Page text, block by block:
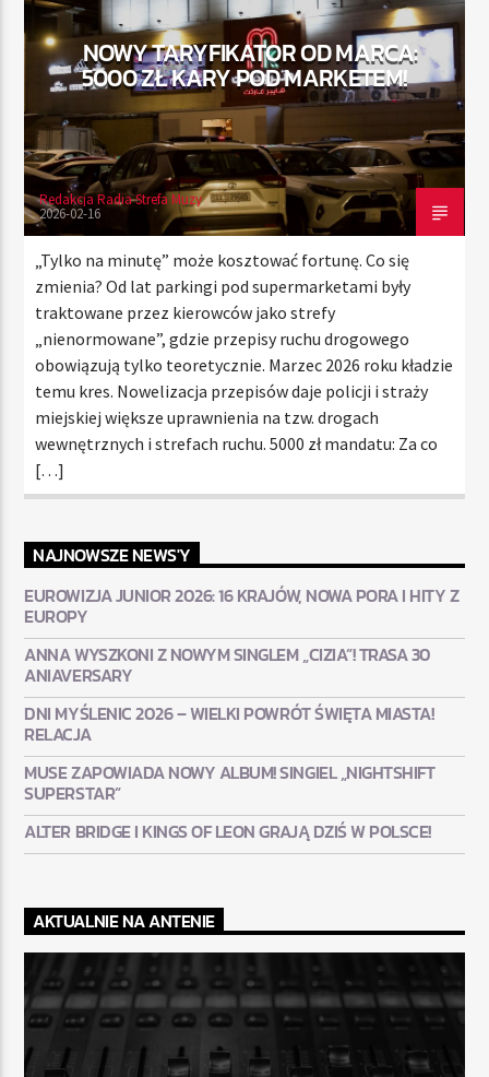
TERAZ
RADIO STREFA MUZY
00:00 24:00
NOWY TARYFIKATOR OD MARCA:
5000 ZŁ KARY POD MARKETEM!
Redakcja Radia Strefa Muzy
2026-02-16
„Tylko na minutę” może kosztować fortunę. Co się
zmienia? Od lat parkingi pod supermarketami były
traktowane przez kierowców jako strefy
„nienormowane”, gdzie przepisy ruchu drogowego
obowiązują tylko teoretycznie. Marzec 2026 roku kładzie
temu kres. Nowelizacja przepisów daje policji i straży
miejskiej większe uprawnienia na tzw. drogach
wewnętrznych i strefach ruchu. 5000 zł mandatu: Za co
[…]
NAJNOWSZE NEWS'Y
EUROWIZJA JUNIOR 2026: 16 KRAJÓW, NOWA PORA I HITY Z
EUROPY
ANNA WYSZKONI Z NOWYM SINGLEM „CIZIA”! TRASA 30
ANIAVERSARY
DNI MYŚLENIC 2026 – WIELKI POWRÓT ŚWIĘTA MIASTA!
RELACJA
MUSE ZAPOWIADA NOWY ALBUM! SINGIEL „NIGHTSHIFT
SUPERSTAR”
ALTER BRIDGE I KINGS OF LEON GRAJĄ DZIŚ W POLSCE!
AKTUALNIE NA ANTENIE